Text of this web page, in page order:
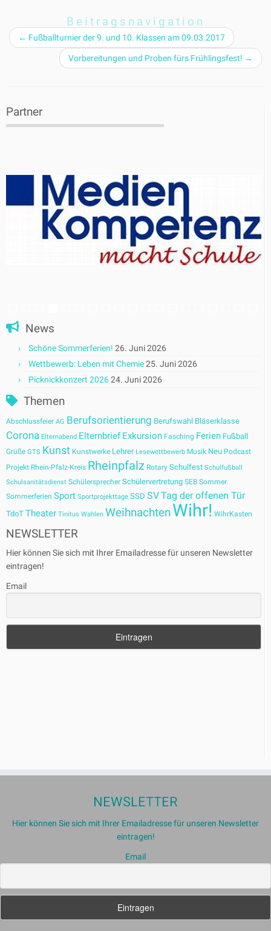
Beitragsnavigation
← Fußballturnier der 9. und 10. Klassen am 09.03.2017
Vorbereitungen und Proben fürs Frühlingsfest! →
Partner
News
Schöne Sommerferien! 26. Juni 2026
Wettbewerb: Leben mit Chemie25. Juni 2026
Picknickkonzert 202624. Juni 2026
Themen
Abschlussfeier AG Berufsorientierung Berufswahl Bläserklasse
Corona Elternabend Elternbrief Exkursion Fasching Ferien Fußball
Grüße GTS Kunst Kunstwerke Lehrer Lesewettbewerb Musik Neu Podcast
Projekt Rhein-Pfalz-Kreis Rheinpfalz Rotary Schulfest Schulfußball
Schulsanitätsdienst Schülersprecher Schülervertretung SEB Sommer
Sommerferien Sport Sportprojekttage SSD SVTag der offenen Tür
TdoT Theater Tinitus Wahlen WeihnachtenWihr! WihrKasten
NEWSLETTER
Hier können Sie sich mit Ihrer Emailadresse für unseren Newsletter
eintragen!
Email
NEWSLETTER
Hier können Sie sich mit Ihrer Emailadresse für unseren Newsletter
eintragen!
Email